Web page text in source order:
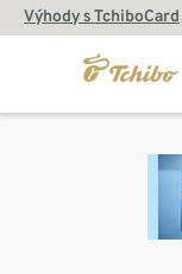
Výhody s TchiboCard